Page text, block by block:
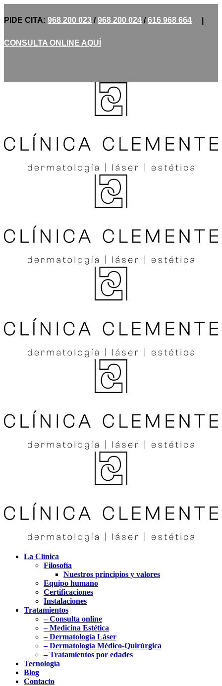
PIDE CITA: 968 200 023 /968 200 024 /616 968 664
CONSULTA ONLINE AQUÍ
La Clínica
Filosofía
Nuestros principios y valores
Equipo humano
Certificaciones
Instalaciones
Tratamientos
– Consulta online
– Medicina Estética
– Dermatología Láser
– Dermatología Médico-Quirúrgica
– Tratamientos por edades
Tecnología
Blog
Contacto